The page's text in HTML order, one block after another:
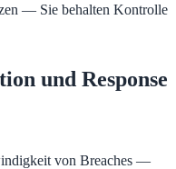
— Sie behalten Kontrolle
und Response
von Breaches —